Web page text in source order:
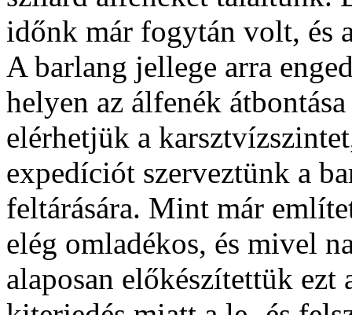
időnk már fogytán volt, és
A barlang jellege arra
helyen az álfenék
elérhetjük a
expedíciót szerveztünk a
feltárására. Mint már
elég omladékos, és mivel
alaposan előkészítettük